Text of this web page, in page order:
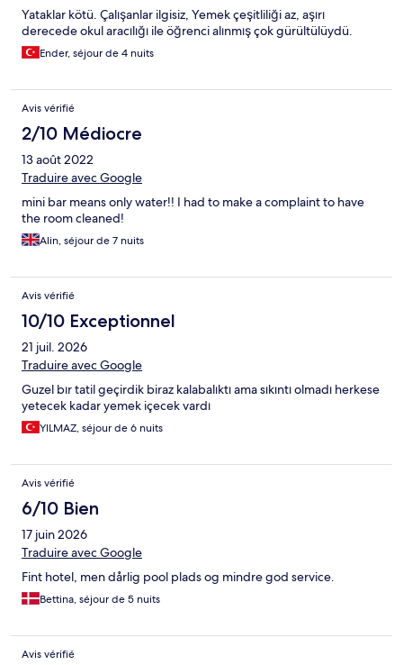
Yataklar kötü. Çalışanlar ilgisiz, Yemek çeşitliliği az, aşırı
derecede okul aracılığı ile öğrenci alınmış çok gürültülüydü.
Ender, séjour de 4 nuits
Avis vérifié
2/10 Médiocre
13 août 2022
Traduire avec Google
mini bar means only water!! I had to make a complaint to have
the room cleaned!
Alin, séjour de 7 nuits
Avis vérifié
10/10 Exceptionnel
21 juil. 2026
Traduire avec Google
Guzel bır tatil geçirdik biraz kalabalıktı ama sıkıntı olmadı herkese
yetecek kadar yemek içecek vardı
YILMAZ, séjour de 6 nuits
Avis vérifié
6/10 Bien
17 juin 2026
Traduire avec Google
Fint hotel, men dårlig pool plads og mindre god service.
Bettina, séjour de 5 nuits
Avis vérifié